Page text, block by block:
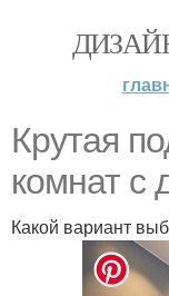
Крутая
комнат с
Какой вариант